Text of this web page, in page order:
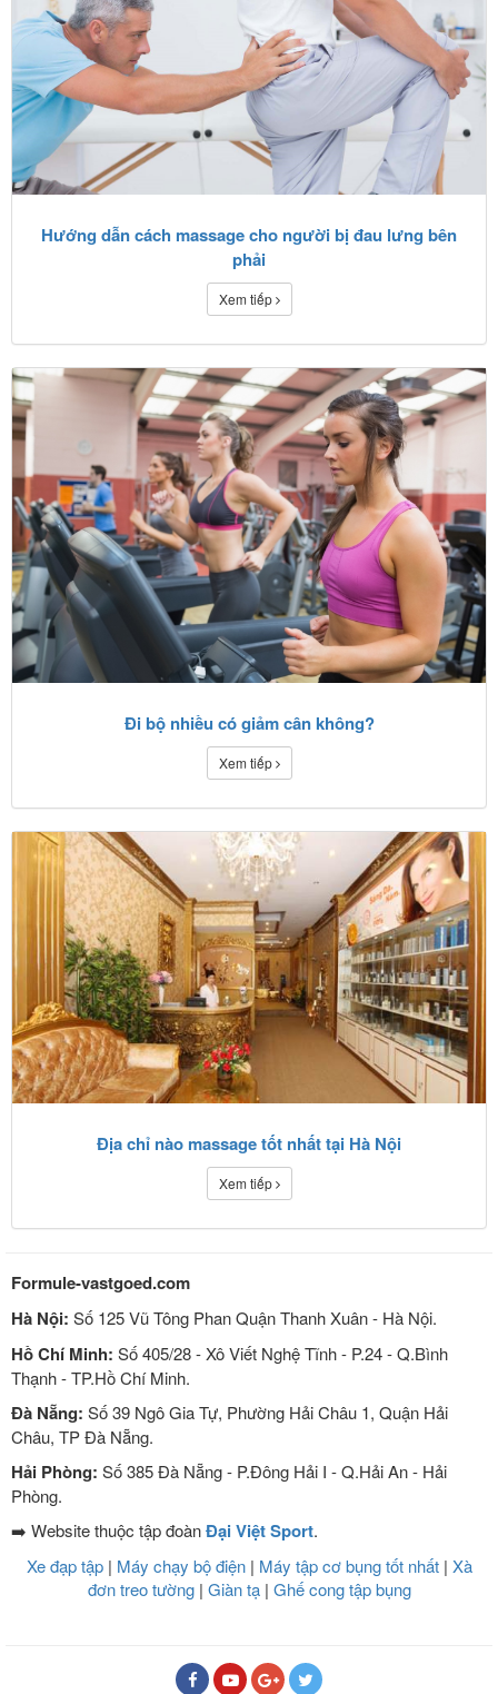
Hướng dẫn cách massage cho người bị đau lưng bên
phải
Xem tiếp
Đi bộ nhiều có giảm cân không?
Xem tiếp
Địa chỉ nào massage tốt nhất tại Hà Nội
Xem tiếp
Formule-vastgoed.com
Hà Nội: Số 125 Vũ Tông Phan Quận Thanh Xuân - Hà Nội.
Hồ Chí Minh: Số 405/28 - Xô Viết Nghệ Tĩnh - P.24 - Q.Bình
Thạnh - TP.Hồ Chí Minh.
Đà Nẵng: Số 39 Ngô Gia Tự, Phường Hải Châu 1, Quận Hải
Châu, TP Đà Nẵng.
Hải Phòng: Số 385 Đà Nẵng - P.Đông Hải I - Q.Hải An - Hải
Phòng.
➡️ Website thuộc tập đoànĐại Việt Sport.
Xe đạp tập| Máy chạy bộ điện| Máy tập cơ bụng tốt nhất| Xà
đơn treo tường| Giàn tạ| Ghế cong tập bụng